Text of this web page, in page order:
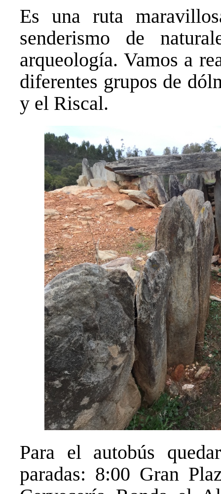
Es una ruta
senderismo de
arqueología. Vamos a
diferentes grupos de
y el Riscal.
Para el autobús
paradas: 8:00 Gran